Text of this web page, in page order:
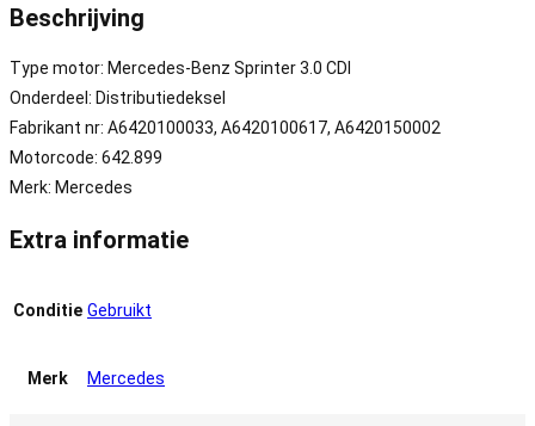
Beschrijving
Type motor: Mercedes-Benz Sprinter 3.0 CDI
Onderdeel: Distributiedeksel
Fabrikant nr: A6420100033, A6420100617, A6420150002
Motorcode: 642.899
Merk: Mercedes
Extra informatie
Conditie Gebruikt
Merk Mercedes